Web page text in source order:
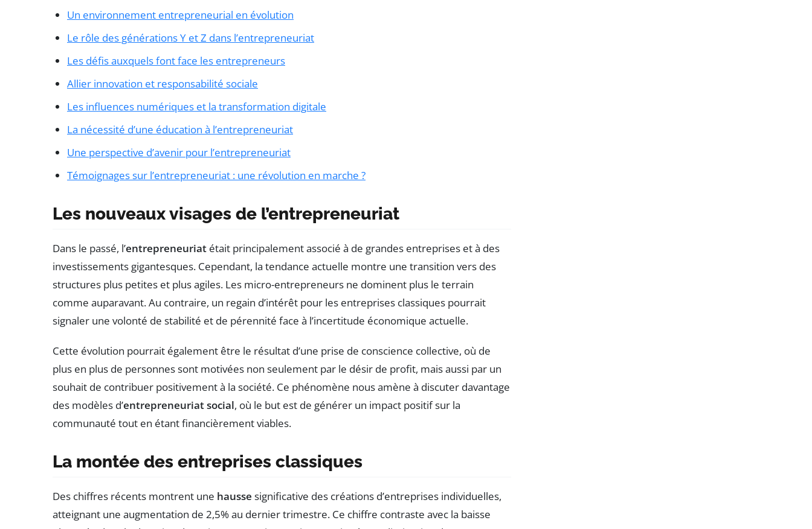
Un environnement entrepreneurial en évolution
Le rôle des générations Y et Z dans l’entrepreneuriat
Les défis auxquels font face les entrepreneurs
Allier innovation et responsabilité sociale
Les influences numériques et la transformation digitale
La nécessité d’une éducation à l’entrepreneuriat
Une perspective d’avenir pour l’entrepreneuriat
Témoignages sur l’entrepreneuriat : une révolution en marche ?
Les nouveaux visages de l’entrepreneuriat
Dans le passé, l’entrepreneuriat était principalement associé à de grandes entreprises et à des
investissements gigantesques. Cependant, la tendance actuelle montre une transition vers des
structures plus petites et plus agiles. Les micro-entrepreneurs ne dominent plus le terrain
comme auparavant. Au contraire, un regain d’intérêt pour les entreprises classiques pourrait
signaler une volonté de stabilité et de pérennité face à l’incertitude économique actuelle.
Cette évolution pourrait également être le résultat d’une prise de conscience collective, où de
plus en plus de personnes sont motivées non seulement par le désir de profit, mais aussi par un
souhait de contribuer positivement à la société. Ce phénomène nous amène à discuter davantage
des modèles d’entrepreneuriat social, où le but est de générer un impact positif sur la
communauté tout en étant financièrement viables.
La montée des entreprises classiques
Des chiffres récents montrent une hausse significative des créations d’entreprises individuelles,
atteignant une augmentation de 2,5% au dernier trimestre. Ce chiffre contraste avec la baisse